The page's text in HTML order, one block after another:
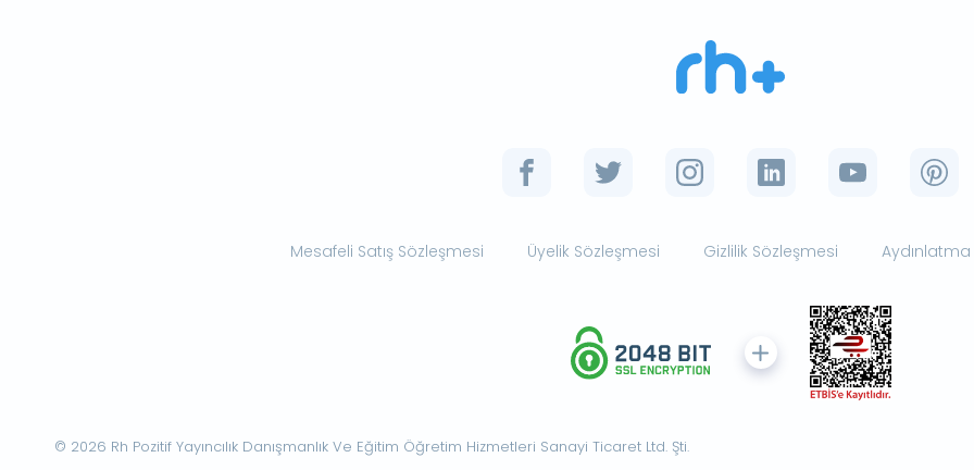
Mesafeli Satış Sözleşmesi Üyelik Sözleşmesi Gizlilik Sözleşmesi
© 2026 Rh Pozitif Yayıncılık Danışmanlık Ve Eğitim Öğretim Hizmetleri Sanayi Ticaret Ltd. Şti.